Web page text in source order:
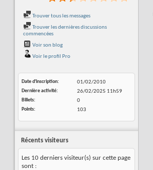
Trouver tous les messages
Trouver les dernières discussions
commencées
Voir son blog
Voir le profil Pro
Date d'inscription
01/02/2010
Dernière activité
26/02/2025 11h59
Billets
0
Points
103
Récents visiteurs
Les 10 derniers visiteur(s) sur cette page
sont :